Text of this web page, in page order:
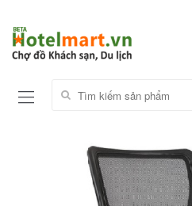
Tìm kiếm sản phẩm: